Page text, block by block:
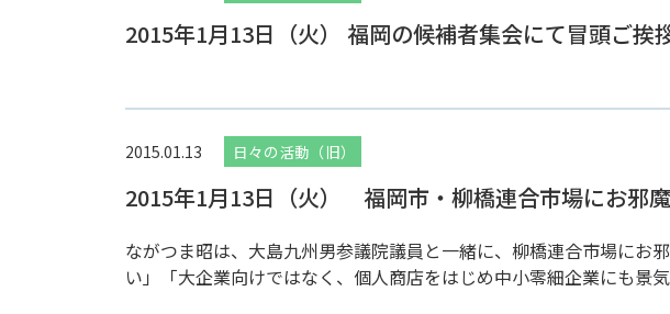
2015年1月13日（火） 福岡の候補者集会にて冒頭ご挨
2015.01.13 日々の活動（旧）
2015年1月13日（火） 福岡市・柳橋連合市場にお邪
ながつま昭は、大島九州男参議院議員と一緒に、柳橋連合市場にお
い」「大企業向けではなく、個人商店をはじめ中小零細企業にも